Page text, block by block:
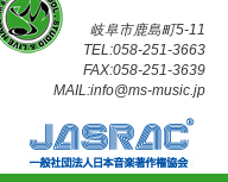
岐阜市鹿島町5-11
TEL:058-251-3663
FAX:058-251-3639
MAIL:info@ms-music.jp